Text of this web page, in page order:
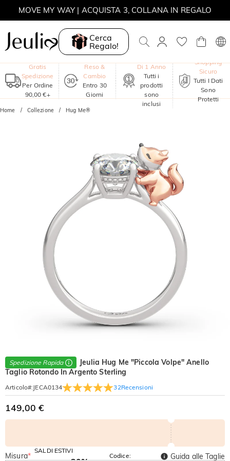
MOVE MY WAY | ACQUISTA 3, COLLANA IN REGALO
Cerca
Regalo!
Gratis
Spedizione
Per Ordine
90,00 €+
Reso &
Cambio
Entro 30
Giorni
Di 1 Anno
Tutti i
prodotti
sono
inclusi
Shopping
Sicuro
Tutti I Dati
Sono
Protetti
Home Collezione Hug Me®
Spedizione Rapida
Jeulia Hug Me "Piccola Volpe" Anello
Taglio Rotondo In Argento Sterling
Articolo#: JECA0134 32Recensioni
149,00 €
SALDI ESTIVI
Codice:
Misura*
Guida alle Taglie